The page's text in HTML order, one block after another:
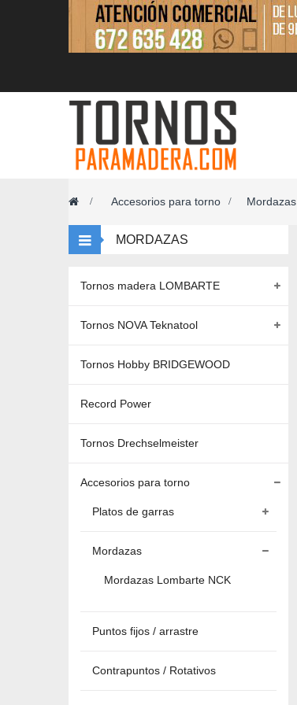
> Accesorios para torno > Mordazas
MORDAZAS
Tornos madera LOMBARTE
Tornos NOVA Teknatool
Tornos Hobby BRIDGEWOOD
Record Power
Tornos Drechselmeister
Accesorios para torno
Platos de garras
Mordazas
Mordazas Lombarte NCK
Puntos fijos / arrastre
Contrapuntos / Rotativos